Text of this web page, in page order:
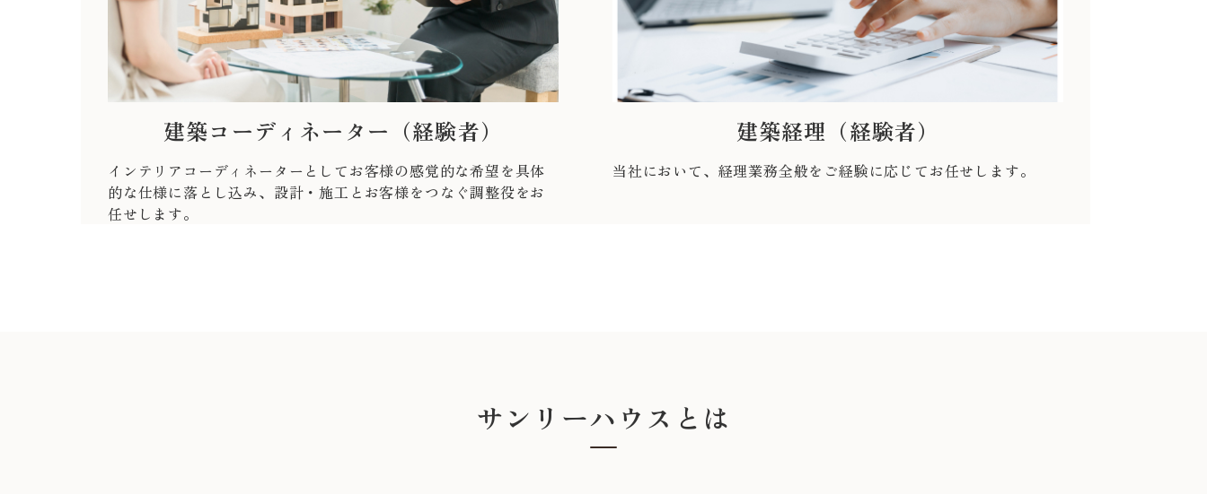
建築コーディネーター（経験者）
インテリアコーディネーターとしてお客様の感覚的な希望を具体
的な仕様に落とし込み、設計・施工とお客様をつなぐ調整役をお
任せします。
建築経理（経験者）
当社において、経理業務全般をご経験に応じてお任せします。
サンリーハウスとは